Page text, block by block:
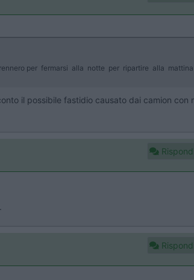
per fermarsi alla notte per ripartire alla
il possibile fastidio causato dai camion con
Rispondi
Rispondi